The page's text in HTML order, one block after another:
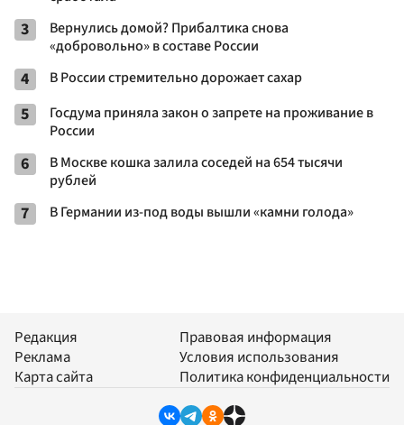
3
Вернулись домой? Прибалтика снова
«добровольно» в составе России
4 В России стремительно дорожает сахар
5
Госдума приняла закон о запрете на проживание в
России
6
В Москве кошка залила соседей на 654 тысячи
рублей
7 В Германии из-под воды вышли «камни голода»
Редакция
Реклама
Карта сайта
Правовая информация
Условия использования
Политика конфиденциальности